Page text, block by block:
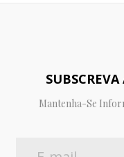
Mantenha-Se